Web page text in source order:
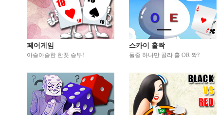
페어게임
아슬아슬한 한끗 승부!
스카이 홀짝
둘중 하나만 골라 홀 OR 짝?